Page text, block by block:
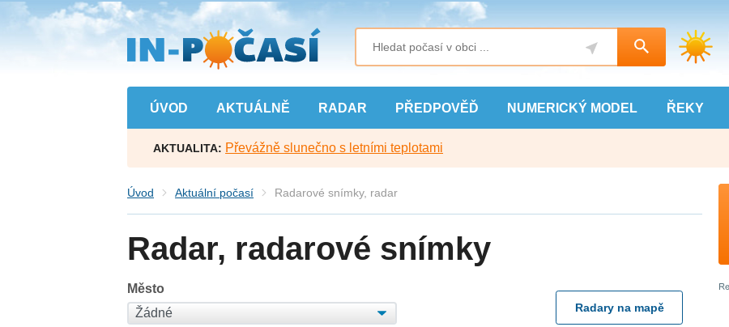
Přejít
na
hlavní
obsah
ÚVOD AKTUÁLNĚ RADAR PŘEDPOVĚĎ NUMERICKÝ MODEL ŘEKY
AKTUALITA: Převážně slunečno s letními teplotami
Úvod Aktuální počasí Radarové snímky, radar
Radar, radarové snímky
Město
Radary na mapě